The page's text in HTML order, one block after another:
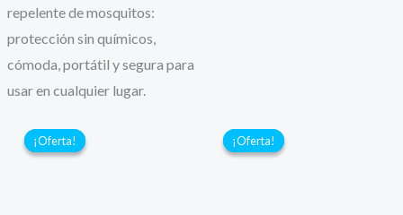
repelente de mosquitos:
protección sin químicos,
cómoda, portátil y segura para
usar en cualquier lugar.
¡Oferta!
¡Oferta! ¡Oferta!
¡Oferta!